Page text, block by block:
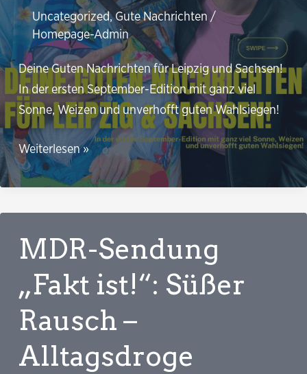
Uncategorized,Gute Nachrichten/
Homepage-Admin
Deine Guten Nachrichten für Leipzig und Sachsen!
In der ersten September-Edition mit ganz viel
Sonne, Weizen und unverhofft guten Wahlsiegen!
Gute
Nachrichten!
Für
Leipzig
Sachsen
Weiterlesen »
MDR-Sendung
„Fakt ist!“: Süßer
Rausch –
Alltagsdroge